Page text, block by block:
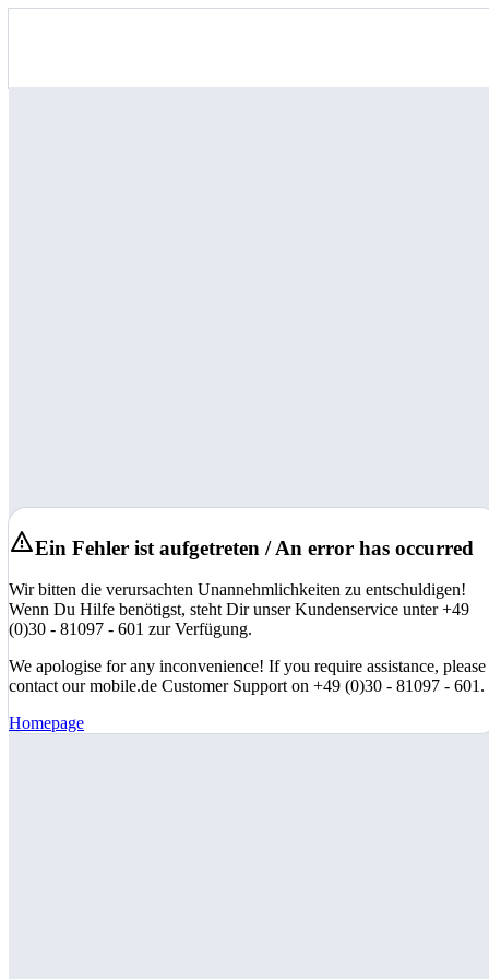
Ein Fehler ist aufgetreten / An error has occurred
Wir bitten die verursachten Unannehmlichkeiten zu entschuldigen!
Wenn Du Hilfe benötigst, steht Dir unser Kundenservice unter +49
(0)30 - 81097 - 601 zur Verfügung.
We apologise for any inconvenience! If you require assistance, please
contact our mobile.de Customer Support on +49 (0)30 - 81097 - 601.
Homepage